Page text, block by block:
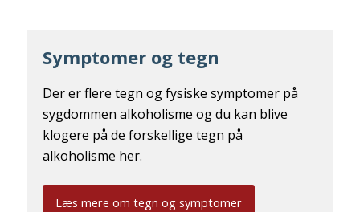
Symptomer og tegn
Der er flere tegn og fysiske symptomer på
sygdommen alkoholisme og du kan blive
klogere på de forskellige tegn på
alkoholisme her.
Læs mere om tegn og symptomer